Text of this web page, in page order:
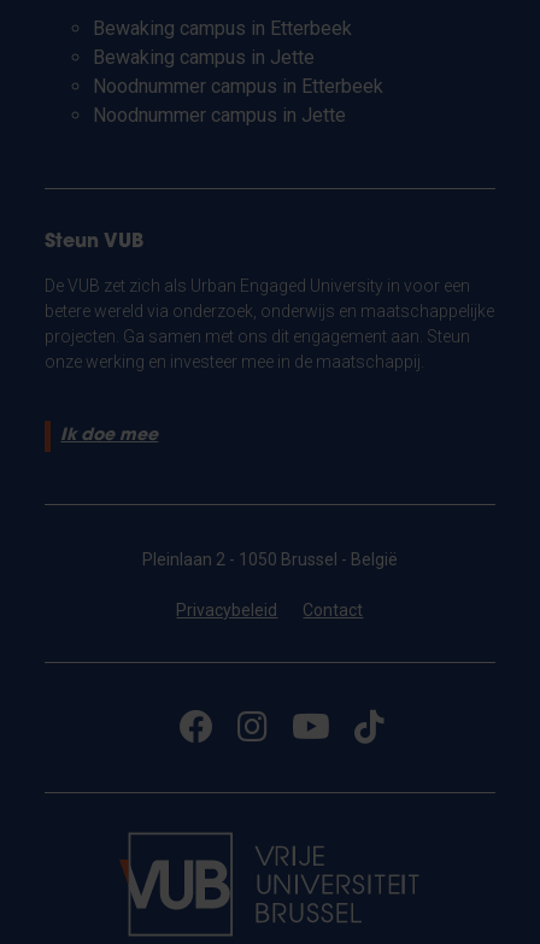
Bewaking campus in Etterbeek
Bewaking campus in Jette
Noodnummer campus in Etterbeek
Noodnummer campus in Jette
Steun VUB
De VUB zet zich als Urban Engaged University in voor een
betere wereld via onderzoek, onderwijs en maatschappelijke
projecten. Ga samen met ons dit engagement aan. Steun
onze werking en investeer mee in de maatschappij.
Ik doe mee
Pleinlaan 2 - 1050 Brussel - België
Privacybeleid Contact